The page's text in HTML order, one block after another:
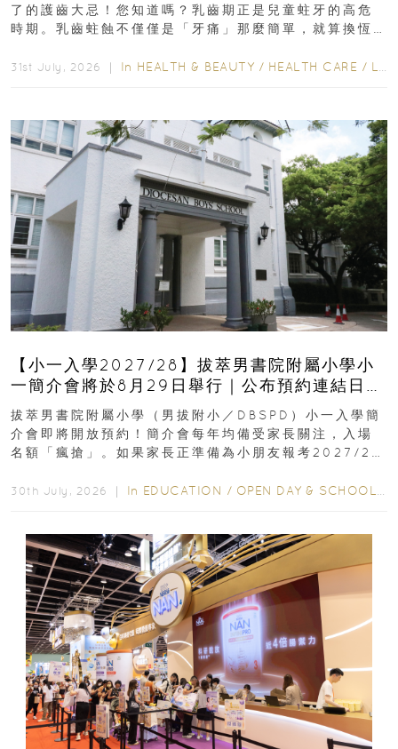
了的護齒大忌！您知道嗎？乳齒期正是兒童蛀牙的高危
時期。乳齒蛀蝕不僅僅是「牙痛」那麼簡單，就算換恆
31st July, 2026 ｜ In HEALTH & BEAUTY / HEALTH CARE / LIFESTYLE
【小一入學2027/28】拔萃男書院附屬小學小
一簡介會將於8月29日舉行｜公布預約連結日期
｜更設有網上重溫
拔萃男書院附屬小學（男拔附小／DBSPD）小一入學簡
介會即將開放預約！簡介會每年均備受家長關注，入場
名額「瘋搶」。如果家長正準備為小朋友報考2027/28
30th July, 2026 ｜ In EDUCATION / OPEN DAY & SCHOOL EVENTS